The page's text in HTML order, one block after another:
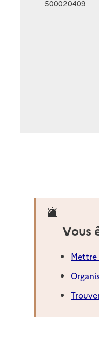
500020409
Vous
Mettre